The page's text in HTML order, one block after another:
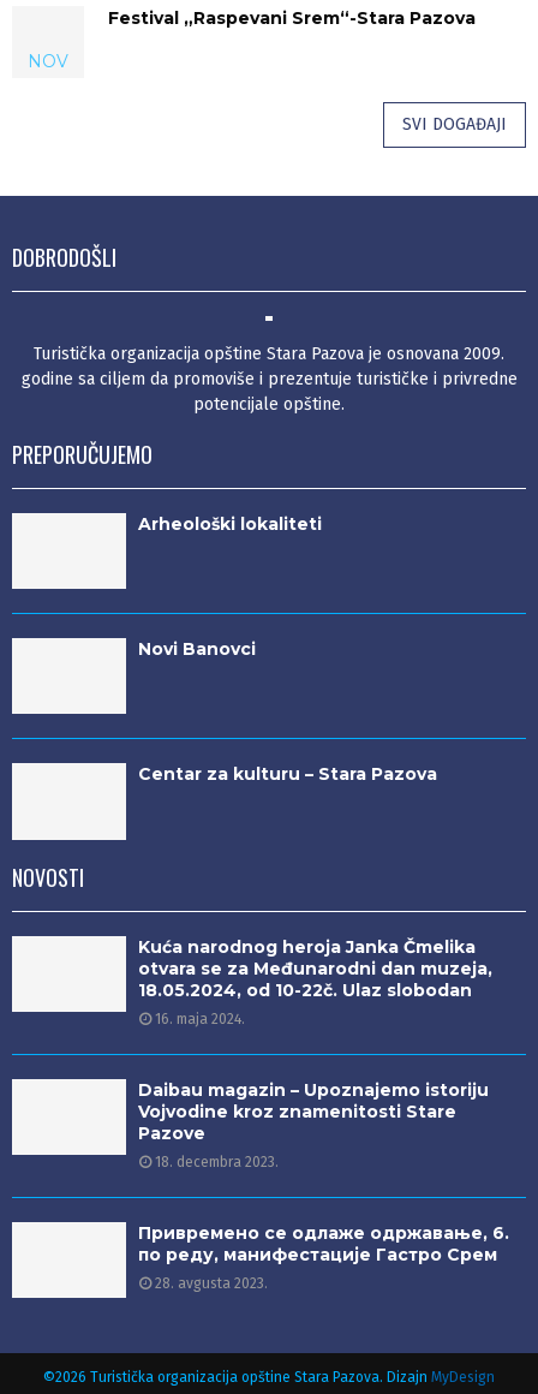
NOV
Festival „Raspevani Srem“-Stara Pazova
SVI DOGAĐAJI
DOBRODOŠLI
Turistička organizacija opštine Stara Pazova je osnovana 2009.
godine sa ciljem da promoviše i prezentuje turističke i privredne
potencijale opštine.
PREPORUČUJEMO
Arheološki lokaliteti
Novi Banovci
Centar za kulturu – Stara Pazova
NOVOSTI
Kuća narodnog heroja Janka Čmelika
otvara se za Međunarodni dan muzeja,
18.05.2024, od 10-22č. Ulaz slobodan
16. maja 2024.
Daibau magazin – Upoznajemo istoriju
Vojvodine kroz znamenitosti Stare
Pazove
18. decembra 2023.
Привремено се одлаже одржавање, 6.
по реду, манифестације Гастро Срем
28. avgusta 2023.
©2026 Turistička organizacija opštine Stara Pazova. Dizajn MyDesign